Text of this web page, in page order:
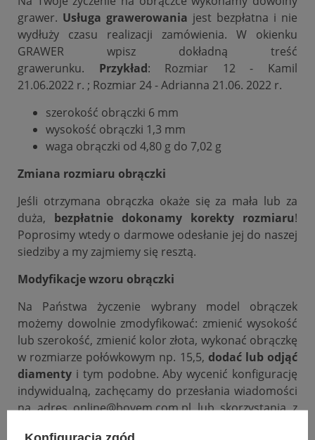
grawer. Usługa grawerowania jest bezpłatna i nie
wydłuży czasu realizacji zamówienia. W okienku
GRAWER wpisz dokładną treść
grawerunku.
Przykład: Rozmiar 12 - Kamil
21.06.2022 r. ; Rozmiar 24 - Adrianna 21.06. 2022 r.
szerokość obrączki 6 mm
wysokość obrączki 1,3 mm
waga obrączki od 4,80 g do 7,02 g
Zmiana rozmiaru obrączki
Jeśli otrzymana obrączka okaże się za mała lub za
duża, bezpłatnie dokonamy korekty rozmiaru!
Poprosimy wtedy o darmowe odesłanie jej do naszej
siedziby a my zajmiemy się resztą.
Modyfikacje wzoru obrączki
Na Państwa życzenie wybrany model obrączek
możemy dowolnie zmodyfikować: zmienić wysokość
lub szerokość, zmienić kolor złota, wykonać obrączkę
w rozmiarze połówkowym np. 15,5, dodać lub odjąć
diamenty i tym podobne. Aby wycenić konfigurację
indywidualną, zachęcamy do przesłania wiadomości
na adres online@bovem.com.pl lub skorzystania z